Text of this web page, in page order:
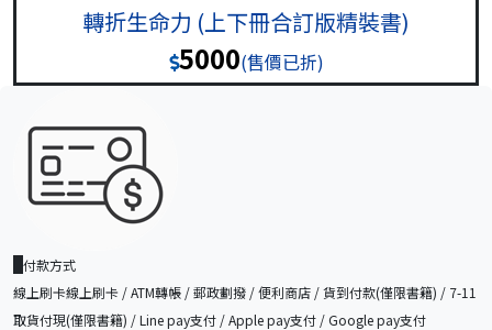
轉折生命力 (上下冊合訂版精裝書)
5000(售價已折)
付款方式
線上刷卡線上刷卡 / ATM轉帳 / 郵政劃撥 / 便利商店 / 貨到付款(僅限書籍) / 7-11
取貨付現(僅限書籍) / Line pay支付 / Apple pay支付 / Google pay支付